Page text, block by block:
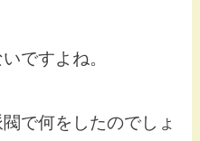
ですよね。
で何をしたのでしょ